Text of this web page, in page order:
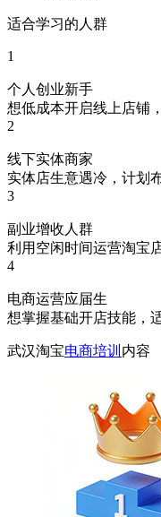
适合学习的人群
1
个人创业新手
想低成本开启线上店铺
2
线下实体商家
实体店生意遇冷，计划
3
副业增收人群
利用空闲时间运营淘宝
4
电商运营应届生
想掌握基础开店技能，
武汉淘宝电商培训 内容